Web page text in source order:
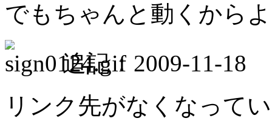
でもちゃんと動くから
追記：2009-11-18
リンク先がなくなって